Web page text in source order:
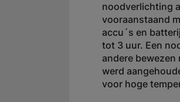
noodverlichting
vooraanstaand
accu´s en
tot 3 uur. Een
andere bewezen
werd
voor hoge